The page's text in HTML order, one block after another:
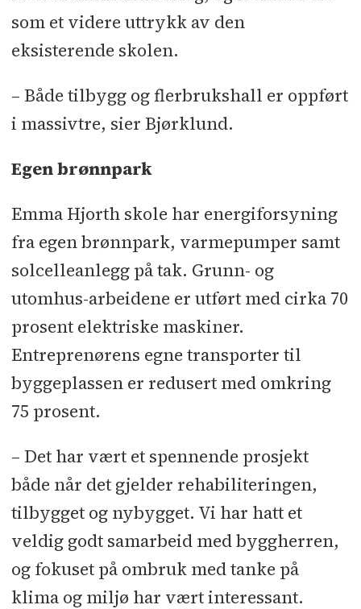
som et videre uttrykk av den
eksisterende skolen.
– Både tilbygg og flerbrukshall er oppført
i massivtre, sier Bjørklund.
Egen brønnpark
Emma Hjorth skole har energiforsyning
fra egen brønnpark, varmepumper samt
solcelleanlegg på tak. Grunn- og
utomhus-arbeidene er utført med cirka 70
prosent elektriske maskiner.
Entreprenørens egne transporter til
byggeplassen er redusert med omkring
75 prosent.
– Det har vært et spennende prosjekt
både når det gjelder rehabiliteringen,
tilbygget og nybygget. Vi har hatt et
veldig godt samarbeid med byggherren,
og fokuset på ombruk med tanke på
klima og miljø har vært interessant.